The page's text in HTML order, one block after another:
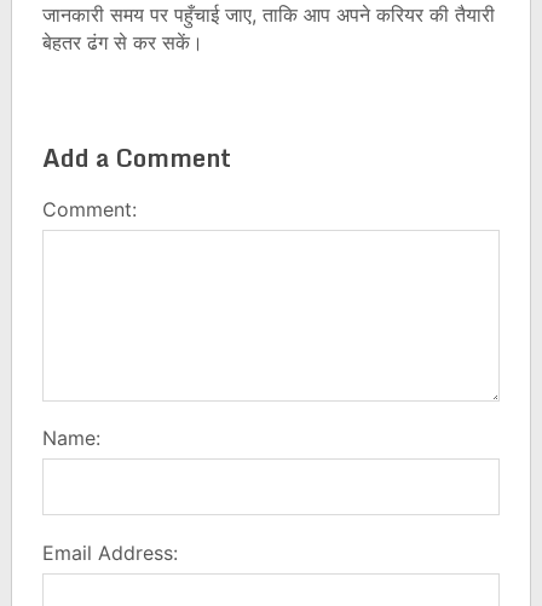
जानकारी समय पर पहुँचाई जाए, ताकि आप अपने करियर की तैयारी
बेहतर ढंग से कर सकें।
Add a Comment
Comment:
Name:
Email Address: